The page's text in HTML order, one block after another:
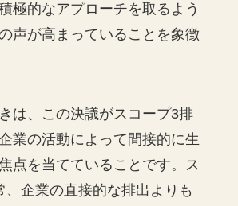
極的なアプローチを取るよう
声が高まっていることを象徴
は、この決議がスコープ3排
業の活動によって間接的に生
点を当てていることです。ス
、企業の直接的な排出よりも